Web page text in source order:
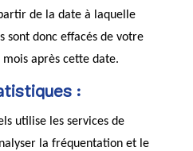
de la date à laquelle
sont donc effacés de votre
après cette date.
:
utilise les services de
la fréquentation et le